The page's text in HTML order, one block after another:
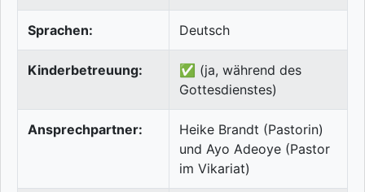
Sprachen: Deutsch
Kinderbetreuung:
✅ (ja, während des
Gottesdienstes)
Ansprechpartner:
Heike Brandt (Pastorin)
und Ayo Adeoye (Pastor
im Vikariat)